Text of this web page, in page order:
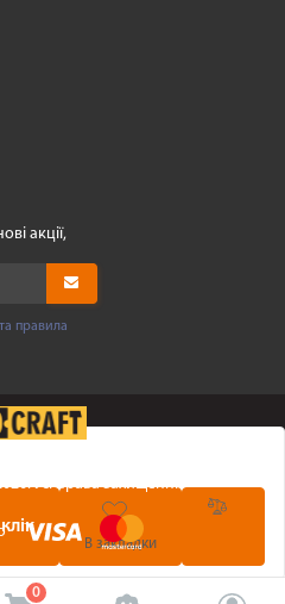
В закладки
акції,
правила
Усі права захищенні
0